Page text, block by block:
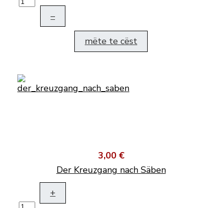
–
mëte te cëst
3,00 €
Der Kreuzgang nach Säben
+